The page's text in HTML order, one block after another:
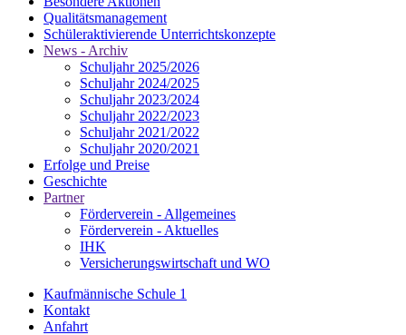
Qualitätsmanagement
Schüleraktivierende Unterrichtskonzepte
News - Archiv
Schuljahr 2025/2026
Schuljahr 2024/2025
Schuljahr 2023/2024
Schuljahr 2022/2023
Schuljahr 2021/2022
Schuljahr 2020/2021
Erfolge und Preise
Geschichte
Partner
Förderverein - Allgemeines
Förderverein - Aktuelles
IHK
Versicherungswirtschaft und WO
Kaufmännische Schule 1
Kontakt
Anfahrt